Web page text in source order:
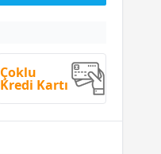
Çoklu
Kredi Kartı